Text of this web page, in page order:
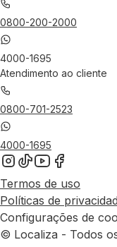
0800-200-2000
4000-1695
Atendimento ao cliente
0800-701-2523
4000-1695
Termos de uso
Políticas de
Configurações de
© Localiza - Todos